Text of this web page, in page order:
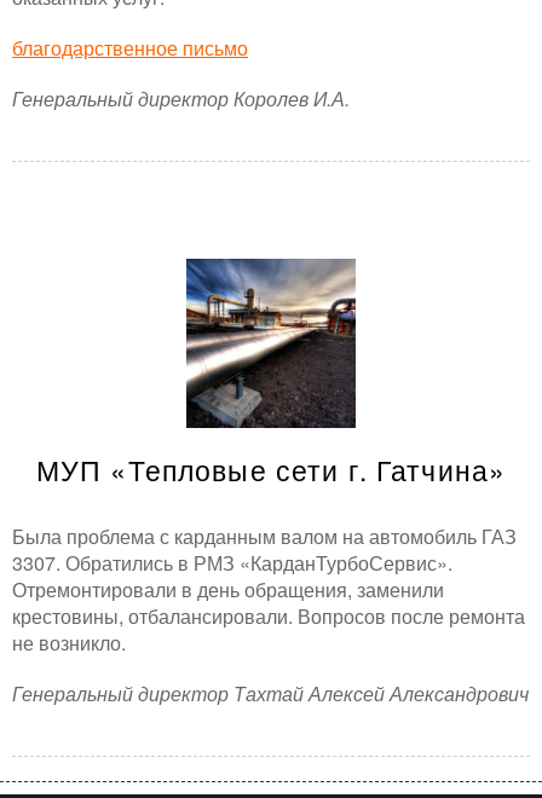
благодарственное письмо
Генеральный директор Королев И.А.
МУП «Тепловые сети г. Гатчина»
Была проблема с карданным валом на автомобиль ГАЗ
3307. Обратились в РМЗ «КарданТурбоСервис».
Отремонтировали в день обращения, заменили
крестовины, отбалансировали. Вопросов после ремонта
не возникло.
Генеральный директор Тахтай Алексей Александрович